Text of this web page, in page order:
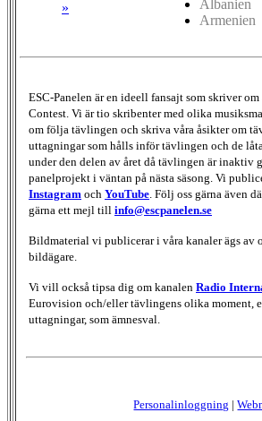
»
Albanien
Armenien
ESC-Panelen är en ideell fansajt som skriver
Contest. Vi är tio skribenter med olika
om följa tävlingen och skriva våra åsikter om
uttagningar som hålls inför tävlingen och de
under den delen av året då tävlingen är inaktiv
panelprojekt i väntan på nästa säsong. Vi
Instagram och YouTube . Följ oss gärna även
gärna ett mejl till info@escpanelen.se
Bildmaterial vi publicerar i våra kanaler ägs av
bildägare.
Vi vill också tipsa dig om kanalen Radio
Eurovision och/eller tävlingens olika moment,
uttagningar, som ämnesval.
Personalinloggning |